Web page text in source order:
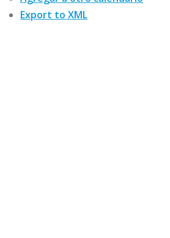
Export to XML